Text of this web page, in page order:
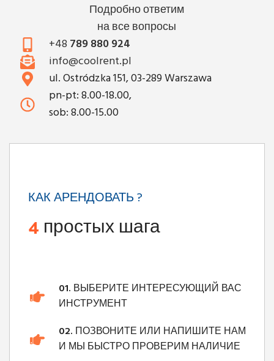
Подробно ответим
на все вопросы
+48 789 880 924
info@coolrent.pl
ul. Ostródzka 151, 03-289 Warszawa
pn-pt: 8.00-18.00,
sob: 8.00-15.00
КАК АРЕНДОВАТЬ ?
4простых шага
01. ВЫБЕРИТЕ ИНТЕРЕСУЮЩИЙ ВАС
ИНСТРУМЕНТ
02. ПОЗВОНИТЕ ИЛИ НАПИШИТЕ НАМ
И МЫ БЫСТРО ПРОВЕРИМ НАЛИЧИЕ